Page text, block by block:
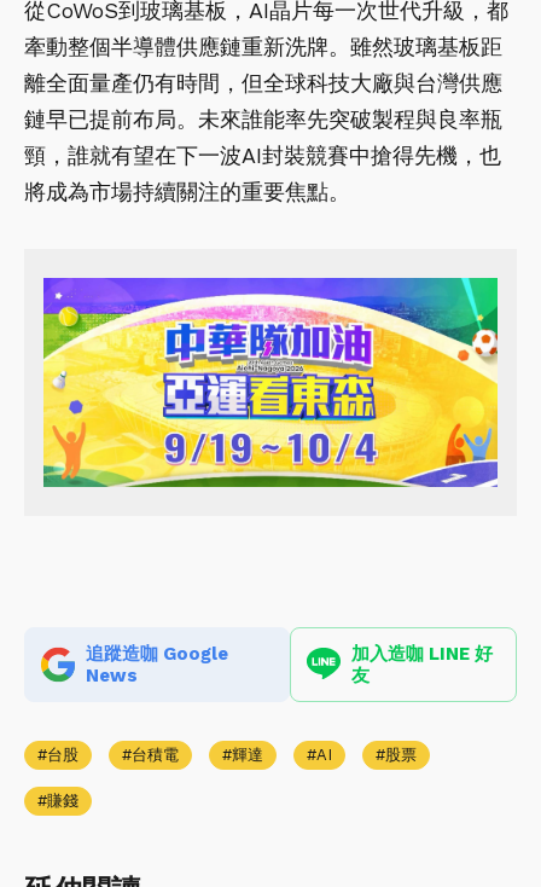
從CoWoS到玻璃基板，AI晶片每一次世代升級，都
牽動整個半導體供應鏈重新洗牌。雖然玻璃基板距
離全面量產仍有時間，但全球科技大廠與台灣供應
鏈早已提前布局。未來誰能率先突破製程與良率瓶
頸，誰就有望在下一波AI封裝競賽中搶得先機，也
將成為市場持續關注的重要焦點。
追蹤造咖 Google
News
加入造咖 LINE 好
友
台股 台積電 輝達 AI 股票
賺錢